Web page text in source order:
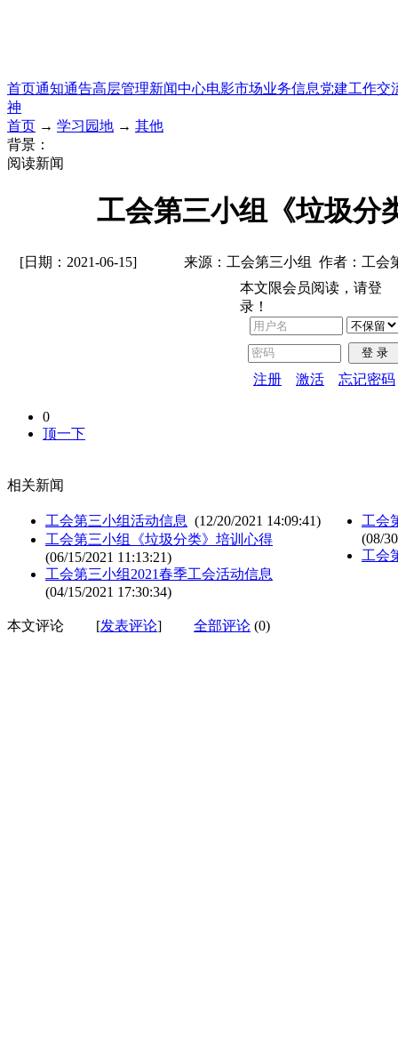
首页通知通告高层管理新闻中心电影市场业务信息党建工作交
神
首页 → 学习园地 → 其他
背景：
阅读新闻
工会第三小组《垃圾分
[日期：2021-06-15]
来源：工会第三小组 作者：工会
本文限会员阅读，请登
录！
登 录
注册 激活 忘记密码
0
顶一下
相关新闻
工会第三小组活动信息 (12/20/2021 14:09:41)
工会第三小组《垃圾分类》培训心得
(06/15/2021 11:13:21)
工会第三小组2021春季工会活动信息
(04/15/2021 17:30:34)
工会
(08/
工会
本文评论 [发表评论] 全部评论 (0)